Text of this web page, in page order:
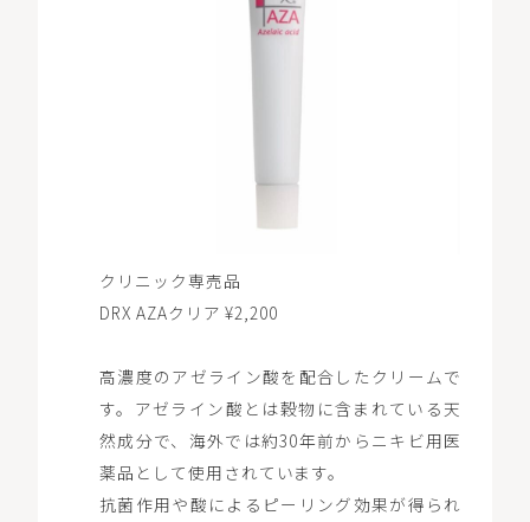
クリニック専売品
DRX AZAクリア ¥2,200
高濃度のアゼライン酸を配合したクリームで
す。アゼライン酸とは穀物に含まれている天
然成分で、海外では約30年前からニキビ用医
薬品として使用されています。
抗菌作用や酸によるピーリング効果が得られ